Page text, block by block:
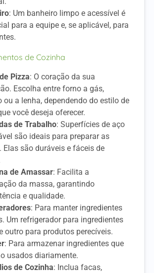
: Um banheiro limpo e acessível é
para a equipe e, se aplicável, para
de Cozinha
Pizza: O coração da sua
Escolha entre forno a gás,
ou a lenha, dependendo do estilo de
você deseja oferecer.
de Trabalho: Superfícies de aço
são ideais para preparar as
Elas são duráveis e fáceis de
de Amassar: Facilita a
da massa, garantindo
e qualidade.
: Para manter ingredientes
Um refrigerador para ingredientes
outro para produtos perecíveis.
: Para armazenar ingredientes que
usados diariamente.
de Cozinha: Inclua facas,